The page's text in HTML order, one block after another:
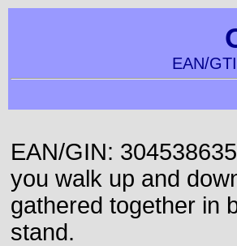
EAN/
EAN/GIN:
you walk up and
gathered together in
stand.